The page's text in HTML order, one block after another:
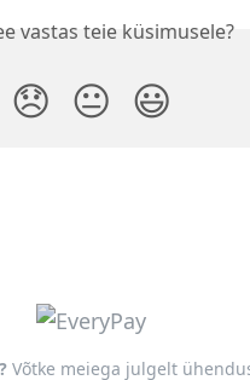
vastas teie küsimusele?
😞 😐 😃
Võtke meiega julgelt